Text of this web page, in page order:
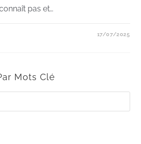
pas et…
17/07/2025
Mots Clé